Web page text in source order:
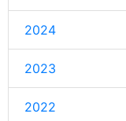
2024
2023
2022